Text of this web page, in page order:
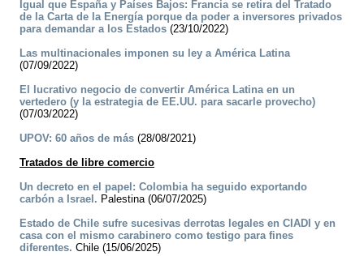
Igual que España y Países Bajos: Francia se retira del Tratado
de la Carta de la Energía porque da poder a inversores privados
para demandar a los Estados (23/10/2022)
Las multinacionales imponen su ley a América Latina
(07/09/2022)
El lucrativo negocio de convertir América Latina en un
vertedero (y la estrategia de EE.UU. para sacarle provecho)
(07/03/2022)
UPOV: 60 años de más (28/08/2021)
Tratados de libre comercio
Un decreto en el papel: Colombia ha seguido exportando
carbón a Israel. Palestina (06/07/2025)
Estado de Chile sufre sucesivas derrotas legales en CIADI y en
casa con el mismo carabinero como testigo para fines
diferentes. Chile (15/06/2025)